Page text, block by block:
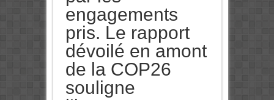
engagements
pris. Le rapport
dévoilé en amont
de la COP26
souligne